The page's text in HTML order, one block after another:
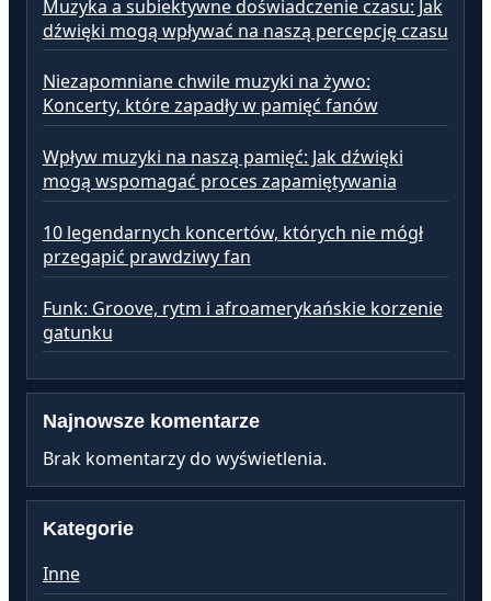
Muzyka a subiektywne doświadczenie czasu: Jak
dźwięki mogą wpływać na naszą percepcję czasu
Niezapomniane chwile muzyki na żywo:
Koncerty, które zapadły w pamięć fanów
Wpływ muzyki na naszą pamięć: Jak dźwięki
mogą wspomagać proces zapamiętywania
10 legendarnych koncertów, których nie mógł
przegapić prawdziwy fan
Funk: Groove, rytm i afroamerykańskie korzenie
gatunku
Najnowsze komentarze
Brak komentarzy do wyświetlenia.
Kategorie
Inne